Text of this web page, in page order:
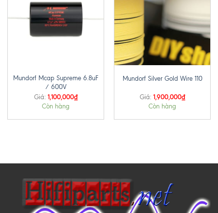
Mundorf Mcap Supreme 6.8uF
/ 600V
Giá: 1,100,000₫
Còn hàng
Mundorf Silver Gold Wire 110
Giá: 1,900,000₫
Còn hàng